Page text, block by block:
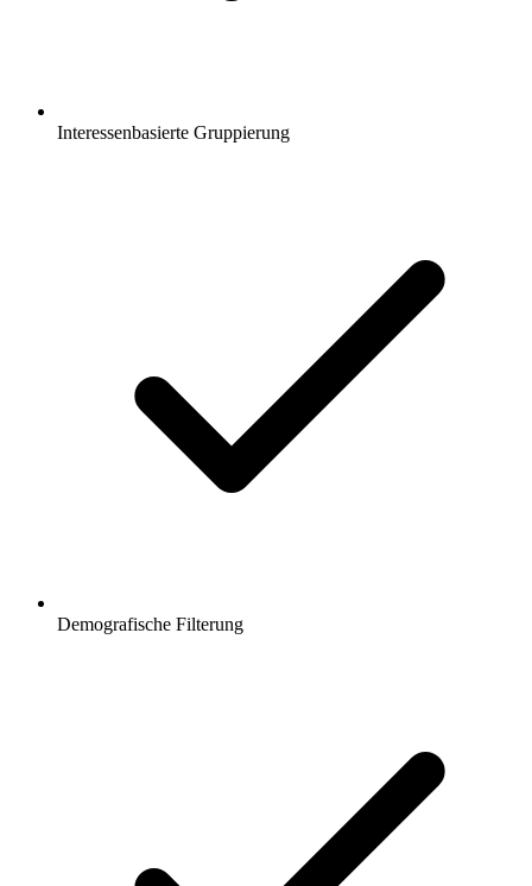
Interessenbasierte Gruppierung
Demografische Filterung